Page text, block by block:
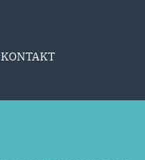
KONTAKT